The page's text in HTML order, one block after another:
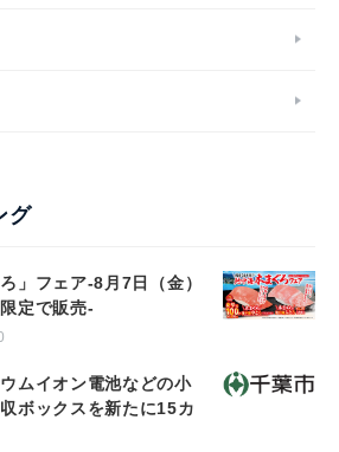
グ
」フェア-8月7日（金）
定で販売-
ムイオン電池などの小
ボックスを新たに15カ